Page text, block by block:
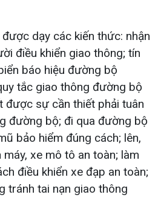
dạy các kiến thức: nhận
điều khiển giao thông; tín
báo hiệu đường bộ
tắc giao thông đường bộ
được sự cần thiết phải tuân
đường bộ; đi qua đường bộ
bảo hiểm đúng cách; lên,
xe mô tô an toàn; làm
điều khiển xe đạp an toàn;
tránh tai nạn giao thông